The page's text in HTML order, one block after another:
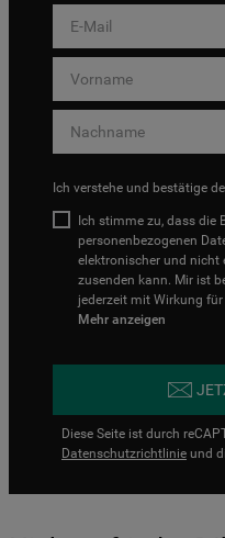
Ich verstehe und bestätige
Ich stimme zu, dass die
personenbezogenen
elektronischer und nicht
zusenden kann. Mir ist
jederzeit mit Wirkung
Mehr anzeigen
Diese Seite ist durch
Datenschutzrichtlinie und